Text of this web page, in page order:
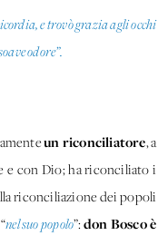
e trovò grazia agli occhi
odore”.
un riconciliatore, a
e con Dio; ha riconciliato i
riconciliazione dei popoli
nel suo popolo”:don Bosco è